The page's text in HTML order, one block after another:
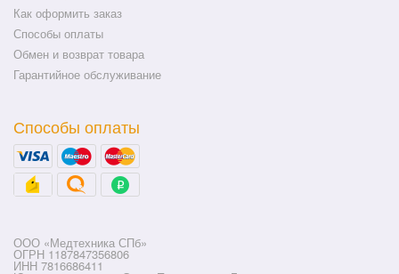
Как оформить заказ
Способы оплаты
Обмен и возврат товара
Гарантийное обслуживание
Способы оплаты
ООО «Медтехника СПб»
ОГРН 1187847356806
ИНН 7816686411